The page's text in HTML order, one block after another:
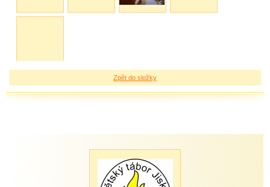
Zpět do složky